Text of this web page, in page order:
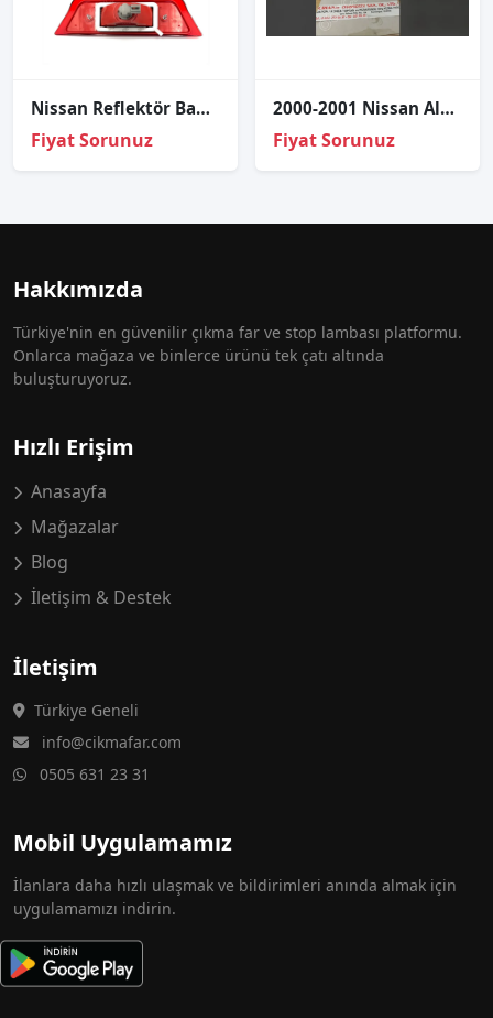
Nissan Reflektör Bagaj Micra 02-10 (Üst)
Fiyat Sorunuz
2000-2001 Nissan Almera Sağ Far - Oto Çıkma Parça 26025-BN011
Fiyat Sorunuz
Hakkımızda
Türkiye'nin en güvenilir çıkma far ve stop lambası platformu.
Onlarca mağaza ve binlerce ürünü tek çatı altında
buluşturuyoruz.
Hızlı Erişim
Anasayfa
Mağazalar
Blog
İletişim & Destek
İletişim
Türkiye Geneli
info@cikmafar.com
0505 631 23 31
Mobil Uygulamamız
İlanlara daha hızlı ulaşmak ve bildirimleri anında almak için
uygulamamızı indirin.